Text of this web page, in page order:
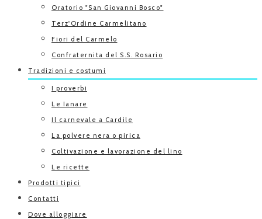
Oratorio "San Giovanni Bosco"
Terz'Ordine Carmelitano
Fiori del Carmelo
Confraternita del S.S. Rosario
Tradizioni e costumi
I proverbi
Le Ianare
Il carnevale a Cardile
La polvere nera o pirica
Coltivazione e lavorazione del lino
Le ricette
Prodotti tipici
Contatti
Dove alloggiare